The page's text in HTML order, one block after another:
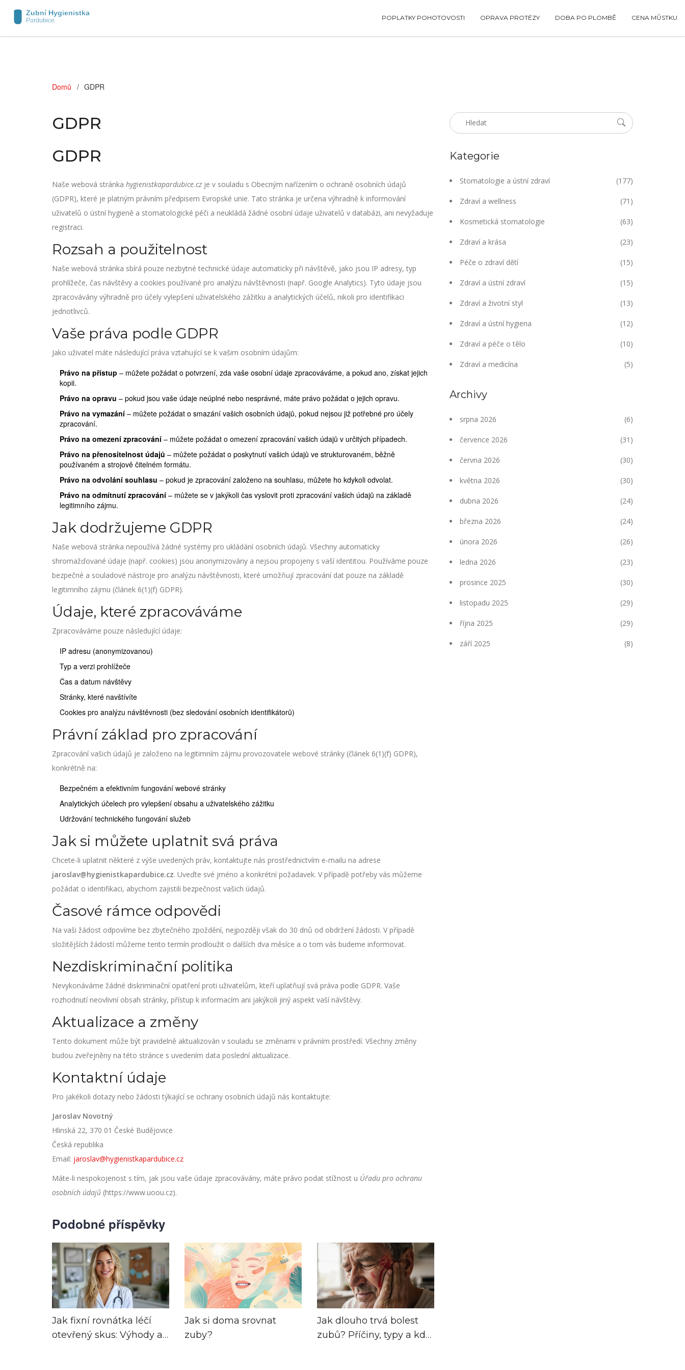
POPLATKY POHOTOVOSTI OPRAVA PROTÉZY DOBA PO PLOMBĚ CENA MŮSTKU
Domů GDPR
GDPR
GDPR
Naše webová stránka hygienistkapardubice.cz je v souladu s Obecným nařízením o ochraně osobních údajů
(GDPR), které je platným právním předpisem Evropské unie. Tato stránka je určena výhradně k informování
uživatelů o ústní hygieně a stomatologické péči a neukládá žádné osobní údaje uživatelů v databázi, ani nevyžaduje
registraci.
Rozsah a použitelnost
Naše webová stránka sbírá pouze nezbytné technické údaje automaticky při návštěvě, jako jsou IP adresy, typ
prohlížeče, čas návštěvy a cookies používané pro analýzu návštěvnosti (např. Google Analytics). Tyto údaje jsou
zpracovávány výhradně pro účely vylepšení uživatelského zážitku a analytických účelů, nikoli pro identifikaci
jednotlivců.
Vaše práva podle GDPR
Jako uživatel máte následující práva vztahující se k vašim osobním údajům:
Právo na přístup – můžete požádat o potvrzení, zda vaše osobní údaje zpracováváme, a pokud ano, získat jejich
kopii.
Právo na opravu – pokud jsou vaše údaje neúplné nebo nesprávné, máte právo požádat o jejich opravu.
Právo na vymazání – můžete požádat o smazání vašich osobních údajů, pokud nejsou již potřebné pro účely
zpracování.
Právo na omezení zpracování – můžete požádat o omezení zpracování vašich údajů v určitých případech.
Právo na přenositelnost údajů – můžete požádat o poskytnutí vašich údajů ve strukturovaném, běžně
používaném a strojově čitelném formátu.
Právo na odvolání souhlasu – pokud je zpracování založeno na souhlasu, můžete ho kdykoli odvolat.
Právo na odmítnutí zpracování – můžete se v jakýkoli čas vyslovit proti zpracování vašich údajů na základě
legitimního zájmu.
Jak dodržujeme GDPR
Naše webová stránka nepoužívá žádné systémy pro ukládání osobních údajů. Všechny automaticky
shromažďované údaje (např. cookies) jsou anonymizovány a nejsou propojeny s vaší identitou. Používáme pouze
bezpečné a souladové nástroje pro analýzu návštěvnosti, které umožňují zpracování dat pouze na základě
legitimního zájmu (článek 6(1)(f) GDPR).
Údaje, které zpracováváme
Zpracováváme pouze následující údaje:
IP adresu (anonymizovanou)
Typ a verzi prohlížeče
Čas a datum návštěvy
Stránky, které navštívíte
Cookies pro analýzu návštěvnosti (bez sledování osobních identifikátorů)
Právní základ pro zpracování
Zpracování vašich údajů je založeno na legitimním zájmu provozovatele webové stránky (článek 6(1)(f) GDPR),
konkrétně na:
Bezpečném a efektivním fungování webové stránky
Analytických účelech pro vylepšení obsahu a uživatelského zážitku
Udržování technického fungování služeb
Jak si můžete uplatnit svá práva
Chcete-li uplatnit některé z výše uvedených práv, kontaktujte nás prostřednictvím e-mailu na adrese
jaroslav@hygienistkapardubice.cz. Uveďte své jméno a konkrétní požadavek. V případě potřeby vás můžeme
požádat o identifikaci, abychom zajistili bezpečnost vašich údajů.
Časové rámce odpovědi
Na vaši žádost odpovíme bez zbytečného zpoždění, nejpozději však do 30 dnů od obdržení žádosti. V případě
složitějších žádostí můžeme tento termín prodloužit o dalších dva měsíce a o tom vás budeme informovat.
Nezdiskriminační politika
Nevykonáváme žádné diskriminační opatření proti uživatelům, kteří uplatňují svá práva podle GDPR. Vaše
rozhodnutí neovlivní obsah stránky, přístup k informacím ani jakýkoli jiný aspekt vaší návštěvy.
Aktualizace a změny
Tento dokument může být pravidelně aktualizován v souladu se změnami v právním prostředí. Všechny změny
budou zveřejněny na této stránce s uvedením data poslední aktualizace.
Kontaktní údaje
Pro jakékoli dotazy nebo žádosti týkající se ochrany osobních údajů nás kontaktujte:
Jaroslav Novotný
Hlinská 22, 370 01 České Budějovice
Česká republika
Email: jaroslav@hygienistkapardubice.cz
Máte-li nespokojenost s tím, jak jsou vaše údaje zpracovávány, máte právo podat stížnost u Úřadu pro ochranu
osobních údajů (https://www.uoou.cz).
Podobné příspěvky
Jak fixní rovnátka léčí
otevřený skus: Výhody a
Jak si doma srovnat
zuby?
Jak dlouho trvá bolest
zubů? Příčiny, typy a kdy
Kategorie
Stomatologie a ústní zdraví (177)
Zdraví a wellness (71)
Kosmetická stomatologie (63)
Zdraví a krása (23)
Péče o zdraví dětí (15)
Zdraví a ústní zdraví (15)
Zdraví a životní styl (13)
Zdraví a ústní hygiena (12)
Zdraví a péče o tělo (10)
Zdraví a medicína (5)
Archivy
srpna 2026 (6)
července 2026 (31)
června 2026 (30)
května 2026 (30)
dubna 2026 (24)
března 2026 (24)
února 2026 (26)
ledna 2026 (23)
prosince 2025 (30)
listopadu 2025 (29)
října 2025 (29)
září 2025 (8)